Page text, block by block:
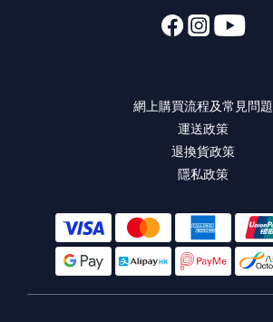
網上購買流程及常見問題
運送政策
退換貨政策
隱私政策